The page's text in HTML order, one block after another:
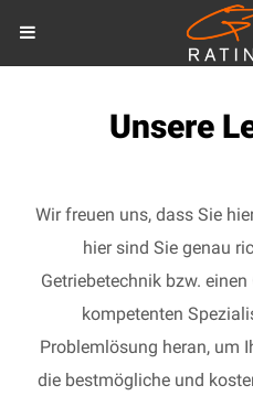
Unsere
Wir freuen uns, dass Sie
hier sind Sie genau
Getriebetechnik bzw.
kompetenten
Problemlösung heran, um
die bestmögliche und